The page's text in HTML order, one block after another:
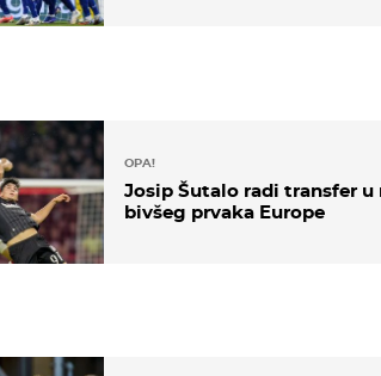
OPA!
Josip Šutalo radi transfer
bivšeg prvaka Europe